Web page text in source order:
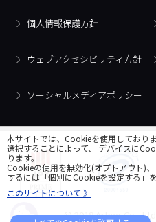
個人情報保護方針
ウェブアクセシビリティ方針
ソーシャルメディアポリシー
© 2018 Artner Co.,
本サイトでは、Cookieを使用しており
選択することによって、 デバイスに
ります。
Cookieの使用を無効化(オプトアウト)
するには「個別にCookieを設定する」
このサイトについて 》